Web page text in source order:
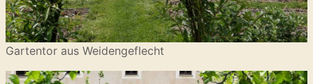
Gartentor aus Weidengeflecht